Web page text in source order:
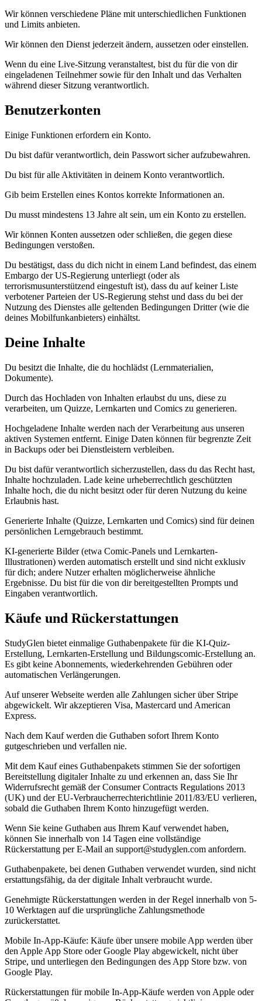
Wir können verschiedene Pläne mit unterschiedlichen Funktionen
und Limits anbieten.
Wir können den Dienst jederzeit ändern, aussetzen oder einstellen.
Wenn du eine Live-Sitzung veranstaltest, bist du für die von dir
eingeladenen Teilnehmer sowie für den Inhalt und das Verhalten
während dieser Sitzung verantwortlich.
Benutzerkonten
Einige Funktionen erfordern ein Konto.
Du bist dafür verantwortlich, dein Passwort sicher aufzubewahren.
Du bist für alle Aktivitäten in deinem Konto verantwortlich.
Gib beim Erstellen eines Kontos korrekte Informationen an.
Du musst mindestens 13 Jahre alt sein, um ein Konto zu erstellen.
Wir können Konten aussetzen oder schließen, die gegen diese
Bedingungen verstoßen.
Du bestätigst, dass du dich nicht in einem Land befindest, das einem
Embargo der US-Regierung unterliegt (oder als
terrorismusunterstützend eingestuft ist), dass du auf keiner Liste
verbotener Parteien der US-Regierung stehst und dass du bei der
Nutzung des Dienstes alle geltenden Bedingungen Dritter (wie die
deines Mobilfunkanbieters) einhältst.
Deine Inhalte
Du besitzt die Inhalte, die du hochlädst (Lernmaterialien,
Dokumente).
Durch das Hochladen von Inhalten erlaubst du uns, diese zu
verarbeiten, um Quizze, Lernkarten und Comics zu generieren.
Hochgeladene Inhalte werden nach der Verarbeitung aus unseren
aktiven Systemen entfernt. Einige Daten können für begrenzte Zeit
in Backups oder bei Dienstleistern verbleiben.
Du bist dafür verantwortlich sicherzustellen, dass du das Recht hast,
Inhalte hochzuladen. Lade keine urheberrechtlich geschützten
Inhalte hoch, die du nicht besitzt oder für deren Nutzung du keine
Erlaubnis hast.
Generierte Inhalte (Quizze, Lernkarten und Comics) sind für deinen
persönlichen Lerngebrauch bestimmt.
KI-generierte Bilder (etwa Comic-Panels und Lernkarten-
Illustrationen) werden automatisch erstellt und sind nicht exklusiv
für dich; andere Nutzer erhalten möglicherweise ähnliche
Ergebnisse. Du bist für die von dir bereitgestellten Prompts und
Eingaben verantwortlich.
Käufe und Rückerstattungen
StudyGlen bietet einmalige Guthabenpakete für die KI-Quiz-
Erstellung, Lernkarten-Erstellung und Bildungscomic-Erstellung an.
Es gibt keine Abonnements, wiederkehrenden Gebühren oder
automatischen Verlängerungen.
Auf unserer Webseite werden alle Zahlungen sicher über Stripe
abgewickelt. Wir akzeptieren Visa, Mastercard und American
Express.
Nach dem Kauf werden die Guthaben sofort Ihrem Konto
gutgeschrieben und verfallen nie.
Mit dem Kauf eines Guthabenpakets stimmen Sie der sofortigen
Bereitstellung digitaler Inhalte zu und erkennen an, dass Sie Ihr
Widerrufsrecht gemäß der Consumer Contracts Regulations 2013
(UK) und der EU-Verbraucherrechterichtlinie 2011/83/EU verlieren,
sobald die Guthaben Ihrem Konto hinzugefügt werden.
Wenn Sie keine Guthaben aus Ihrem Kauf verwendet haben,
können Sie innerhalb von 14 Tagen eine vollständige
Rückerstattung per E-Mail an support@studyglen.com anfordern.
Guthabenpakete, bei denen Guthaben verwendet wurden, sind nicht
erstattungsfähig, da der digitale Inhalt verbraucht wurde.
Genehmigte Rückerstattungen werden in der Regel innerhalb von 5-
10 Werktagen auf die ursprüngliche Zahlungsmethode
zurückerstattet.
Mobile In-App-Käufe: Käufe über unsere mobile App werden über
den Apple App Store oder Google Play abgewickelt, nicht über
Stripe, und unterliegen den Bedingungen des App Store bzw. von
Google Play.
Rückerstattungen für mobile In-App-Käufe werden von Apple oder